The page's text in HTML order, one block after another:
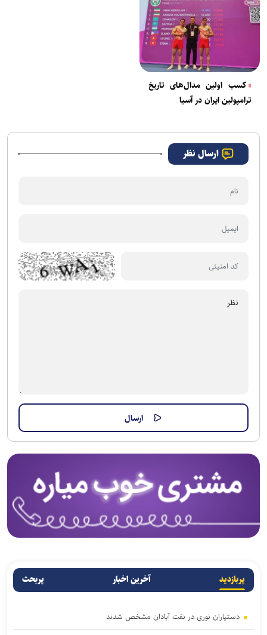
کسب اولین مدال‌های تاریخ
ترامپولین ایران در آسیا
ارسال نظر
پربازدید آخرین اخبار پربحث
دستیاران نوری در نفت آبادان مشخص شدند